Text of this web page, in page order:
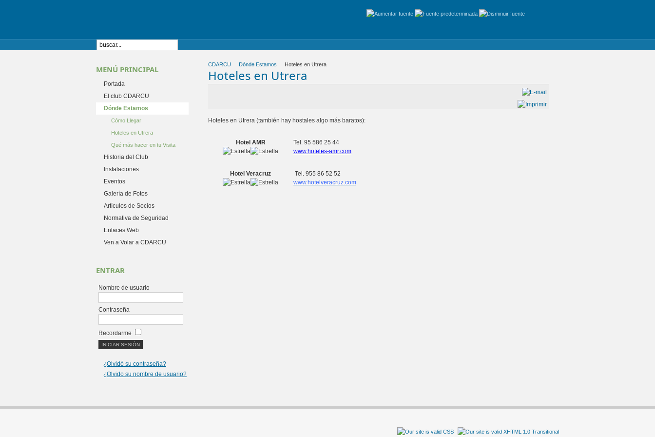
CDARCU Dónde Estamos Hoteles en Utrera
Hoteles en Utrera
Hoteles en Utrera (también hay hostales algo más baratos):
Hotel AMR
Tel. 95 586 25 44
www.hoteles-amr.com
Hotel Veracruz
Tel. 955 86 52 52
www.hotelveracruz.com
MENÚ PRINCIPAL
Portada
El club CDARCU
Dónde Estamos
Cómo Llegar
Hoteles en Utrera
Qué más hacer en tu Visita
Historia del Club
Instalaciones
Eventos
Galería de Fotos
Artículos de Socios
Normativa de Seguridad
Enlaces Web
Ven a Volar a CDARCU
ENTRAR
Nombre de usuario
Contraseña
Recordarme
¿Olvidó su contraseña?
¿Olvido su nombre de usuario?